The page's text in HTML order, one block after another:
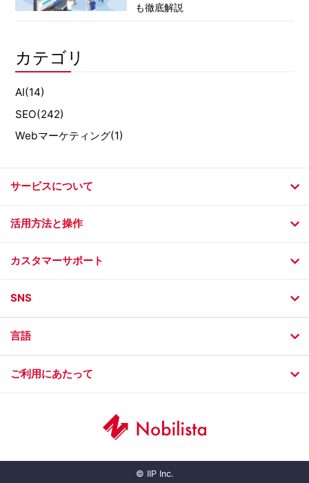
も徹底解説
カテゴリ
AI(14)
SEO(242)
Webマーケティング(1)
サービスについて
活用方法と操作
カスタマーサポート
SNS
言語
ご利用にあたって
© IIP Inc.